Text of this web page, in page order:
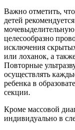
Важно отметить, что
детей
мочевыделительную
целесообразно
исключения
или лоханок, а
Повторные
осуществлять
ребенка в
секции.
Кроме массовой
индивидуально в